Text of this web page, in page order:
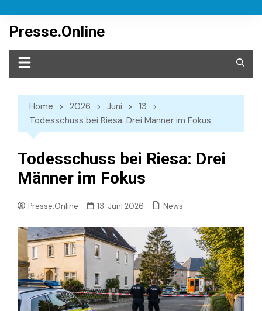
content
Presse.Online
Home 2026 Juni
13
Todesschuss bei Riesa: Drei Männer im Fokus
Todesschuss bei Riesa: Drei
Männer im Fokus
Presse.Online 13. Juni 2026 News